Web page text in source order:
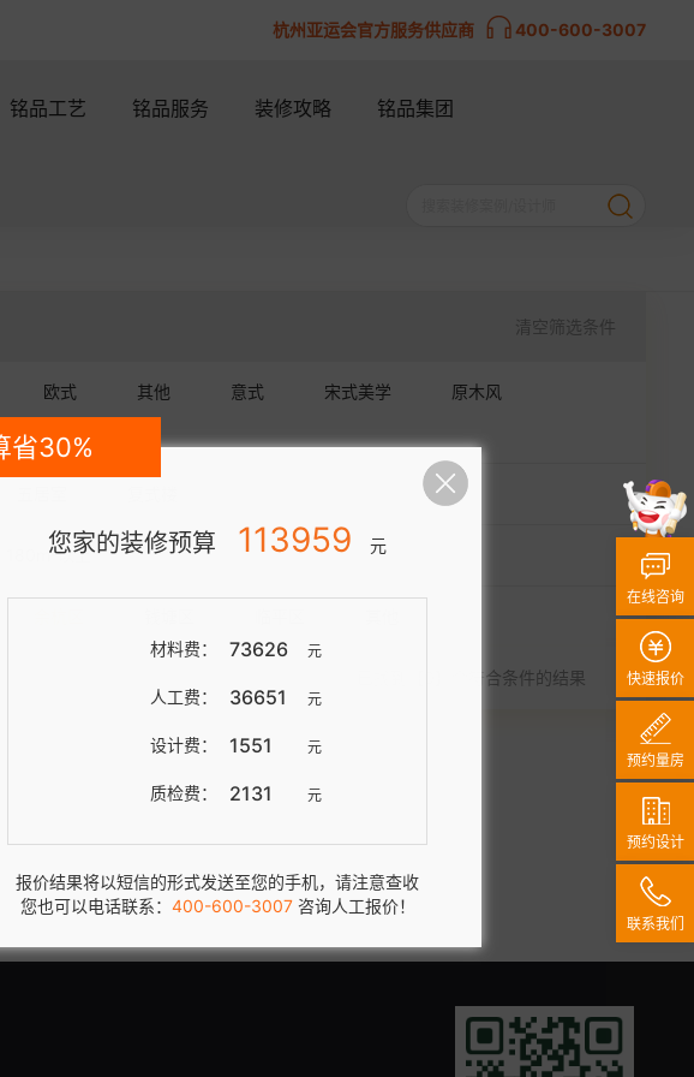
杭州亚运会官方服务供应商 400-600-3007
铭品工艺 铭品服务 装修攻略 铭品集团
清空筛选条件
欧式 其他 意式 宋式美学
原木风
180m²以上
已找到【0】个符合条件的结果
省30%
您家的装修预算 46234 元
材料费： 28184 元
人工费： 12677 元
设计费： 1606 元
质检费： 3767 元
报价结果将以短信的形式发送至您的手机，请注意查收
您也可以电话联系： 400-600-3007咨询人工报价！
在线咨询
快速报价
预约量房
预约设计
联系我们